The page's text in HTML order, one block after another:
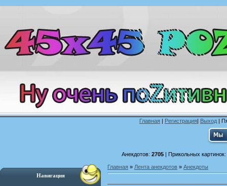
Главная | Регистрация| Выход |
Анекдотов: 2705| Прикольных картинок:
Навигация
Главная » Лента анекдотов » Анекдоты